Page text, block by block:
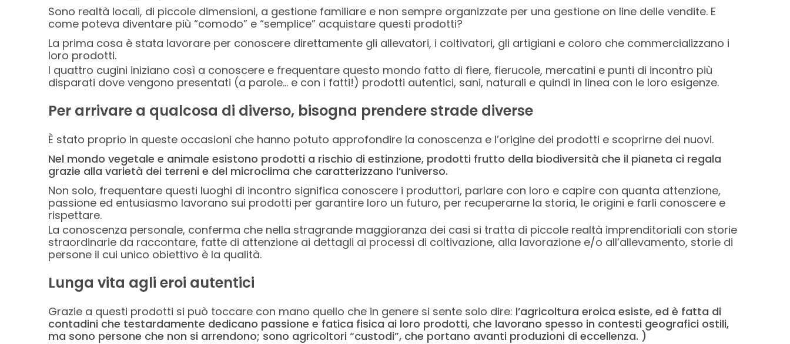
Sono realtà locali, di piccole dimensioni, a gestione familiare e non sempre organizzate per una gestione on line delle vendite. E
come poteva diventare più “comodo” e “semplice” acquistare questi prodotti?
La prima cosa è stata lavorare per conoscere direttamente gli allevatori, i coltivatori, gli artigiani e coloro che commercializzano i
loro prodotti.
I quattro cugini iniziano così a conoscere e frequentare questo mondo fatto di fiere, fierucole, mercatini e punti di incontro più
disparati dove vengono presentati (a parole... e con i fatti!) prodotti autentici, sani, naturali e quindi in linea con le loro esigenze.
Per arrivare a qualcosa di diverso, bisogna prendere strade diverse
È stato proprio in queste occasioni che hanno potuto approfondire la conoscenza e l’origine dei prodotti e scoprirne dei nuovi.
Nel mondo vegetale e animale esistono prodotti a rischio di estinzione, prodotti frutto della biodiversità che il pianeta ci regala
grazie alla varietà dei terreni e del microclima che caratterizzano l’universo.
Non solo, frequentare questi luoghi di incontro significa conoscere i produttori, parlare con loro e capire con quanta attenzione,
passione ed entusiasmo lavorano sui prodotti per garantire loro un futuro, per recuperarne la storia, le origini e farli conoscere e
rispettare.
La conoscenza personale, conferma che nella stragrande maggioranza dei casi si tratta di piccole realtà imprenditoriali con storie
straordinarie da raccontare, fatte di attenzione ai dettagli ai processi di coltivazione, alla lavorazione e/o all’allevamento, storie di
persone il cui unico obiettivo è la qualità.
Lunga vita agli eroi autentici
Grazie a questi prodotti si può toccare con mano quello che in genere si sente solo dire: l’agricoltura eroica esiste, ed è fatta di
contadini che testardamente dedicano passione e fatica fisica ai loro prodotti, che lavorano spesso in contesti geografici ostili,
ma sono persone che non si arrendono; sono agricoltori “custodi”, che portano avanti produzioni di eccellenza. )